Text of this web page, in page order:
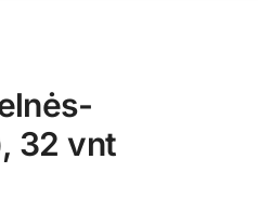
32 vnt